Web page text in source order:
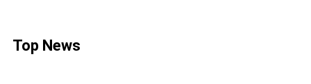
Top News